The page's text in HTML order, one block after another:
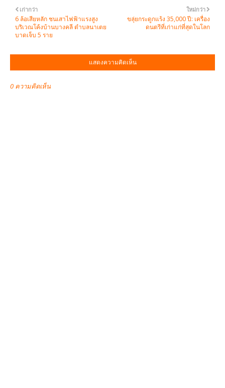
ใหม่กว่า
ขลุ่ยกระดูกแร้ง 35,000 ปี: เครื่อง
ดนตรีที่เก่าแก่ที่สุดในโลก
เก่ากว่า
6 ล้อเสียหลัก ชนเสาไฟฟ้าแรงสูง
บริเวณโค้งบ้านบางคลี ตำบลนาเตย
บาดเจ็บ 5 ราย
แสดงความคิดเห็น
0 ความคิดเห็น